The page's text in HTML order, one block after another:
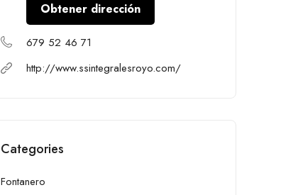
Obtener dirección
679 52 46 71
http://www.ssintegralesroyo.com/
Categories
Fontanero